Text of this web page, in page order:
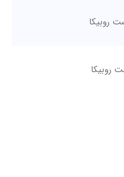
روبیکا
روبیکا